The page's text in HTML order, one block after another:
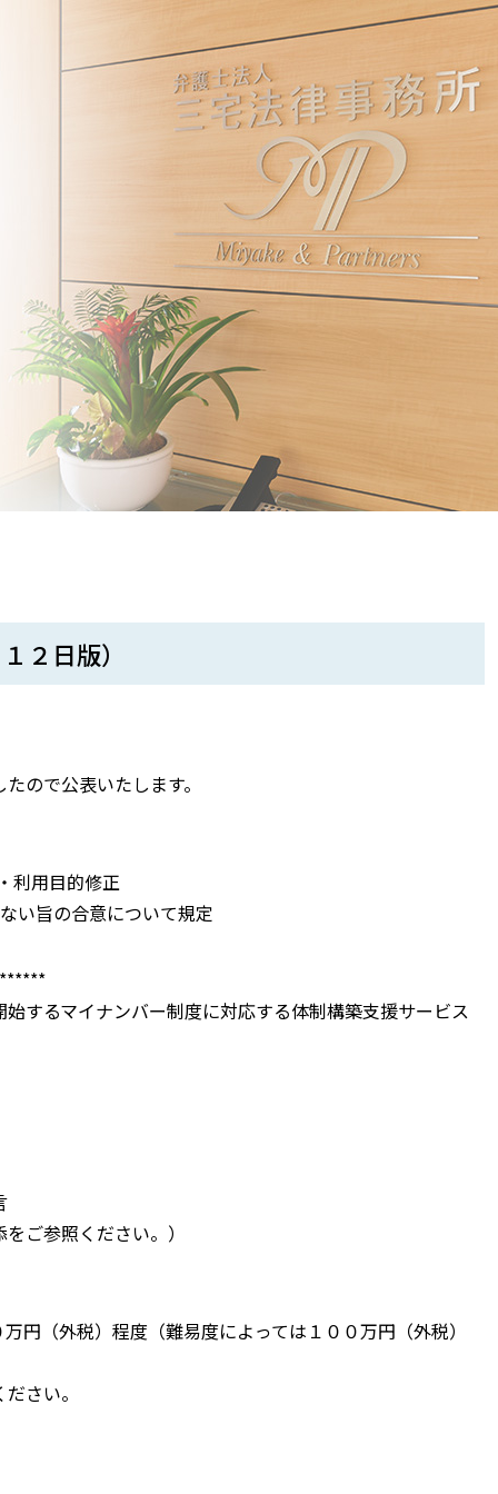
２日版）
ので公表いたします。
用目的修正
旨の合意について規定
するマイナンバー制度に対応する体制構築支援サービス
ご参照ください。）
円（外税）程度（難易度によっては１００万円（外税）
さい。